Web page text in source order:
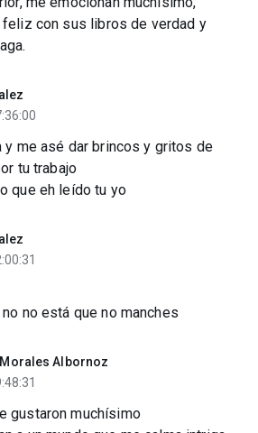
feliz con sus libros de verdad y
y me asé dar brincos y gritos de
tu trabajo
que eh leído tu yo
no está que no manches
Albornoz
gustaron muchísimo